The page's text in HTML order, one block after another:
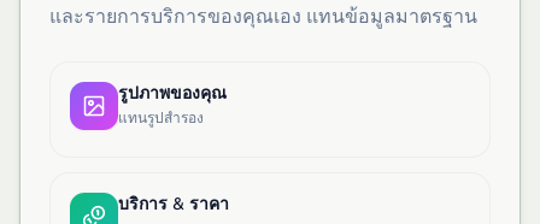
และรายการบริการของคุณเอง แทนข้อมูลมาตรฐาน
รูปภาพของคุณ
แทนรูปสำรอง
บริการ & ราคา